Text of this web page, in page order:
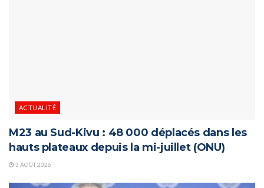
ACTUALITÉ
M23 au Sud-Kivu : 48 000 déplacés dans les
hauts plateaux depuis la mi-juillet (ONU)
3 AOÛT 2026